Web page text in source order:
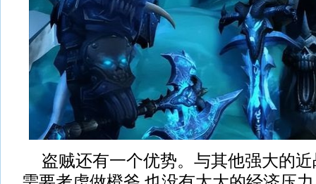
盗贼还有一个优势。与其他强大的